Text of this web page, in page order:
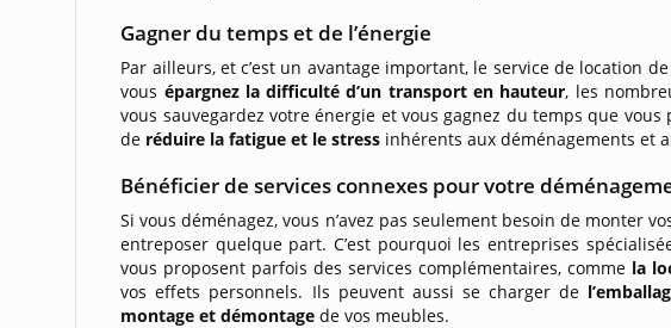
Gagner du temps et de l’énergie
Par ailleurs, et c’est un avantage important, le service de location
vous épargnez la difficulté d’un transport en hauteur, les
vous sauvegardez votre énergie et vous gagnez du temps que vous
de réduire la fatigue et le stress inhérents aux déménagements et
Bénéficier de services connexes pour votre
Si vous déménagez, vous n’avez pas seulement besoin de monter
entreposer quelque part. C’est pourquoi les entreprises
vous proposent parfois des services complémentaires, commela
vos effets personnels. Ils peuvent aussi se charger de
montage et démontage de vos meubles.